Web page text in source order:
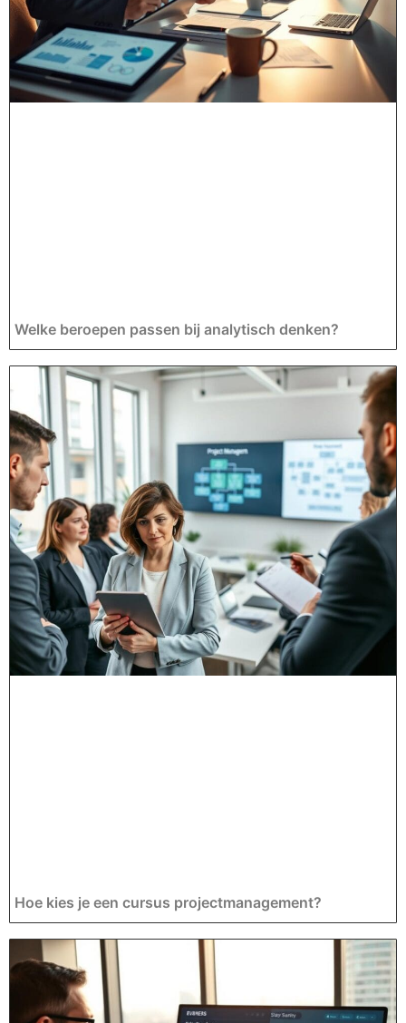
Welke beroepen passen bij analytisch denken?
Hoe kies je een cursus projectmanagement?